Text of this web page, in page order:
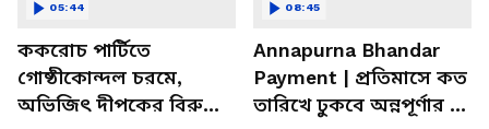
ককরোচ পার্টিতে
গোষ্ঠীকোন্দল চরমে,
অভিজিৎ দীপকের বিরুদ্ধে
05:44
Annapurna Bhandar
Payment | প্রতিমাসে কত
তারিখে ঢুকবে অন্নপূর্ণার ৩
08:45